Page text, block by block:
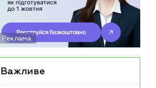
Реклама
Важливе